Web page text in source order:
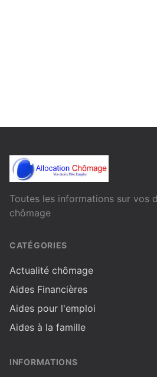
Toutes les informations sur vos
chômage
CATÉGORIES
Actualité chômage
Aides Financières
Aides pour l'emploi
Aides à la famille
INFORMATIONS